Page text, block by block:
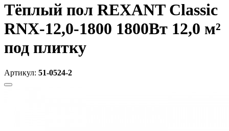
Тёплый пол REXANT Classic
RNX-12,0-1800 1800Вт 12,0 м²
под плитку
Артикул: 51-0524-2